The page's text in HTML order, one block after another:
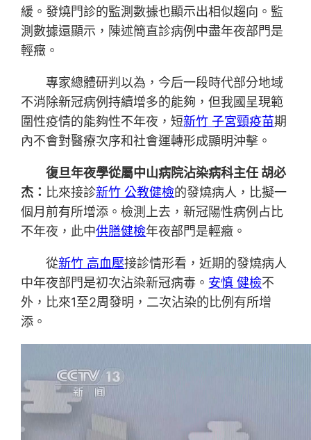
緩。發燒門診的監測數據也顯示出相似趨向。監
測數據還顯示，陳述簡直診病例中盡年夜部門是
輕癥。
專家總體研判以為，今后一段時代部分地域
不消除新冠病例持續增多的能夠，但我國呈現範
圍性疫情的能夠性不年夜，短新竹 子宮頸疫苗期
內不會對醫療次序和社會運轉形成顯明沖擊。
復旦年夜學從屬中山病院沾染病科主任 胡必
杰： 比來接診新竹 公教健檢的發燒病人，比擬一
個月前有所增添。檢測上去，新冠陽性病例占比
不年夜，此中供膳健檢年夜部門是輕癥。
從新竹 高血壓接診情形看，近期的發燒病人
中年夜部門是初次沾染新冠病毒。 安慎 健檢不
外，比來1至2周發明，二次沾染的比例有所增
添。